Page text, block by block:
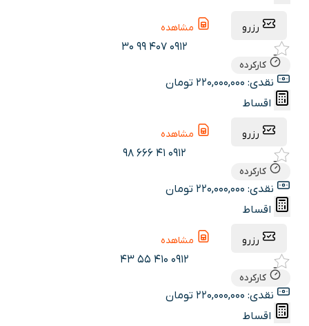
رزرو مشاهده
0912 407 99 30
کارکرده
نقدی: 220,000,000 تومان
اقساط
رزرو مشاهده
0912 41 666 98
کارکرده
نقدی: 220,000,000 تومان
اقساط
رزرو مشاهده
0912 410 55 43
کارکرده
نقدی: 220,000,000 تومان
اقساط